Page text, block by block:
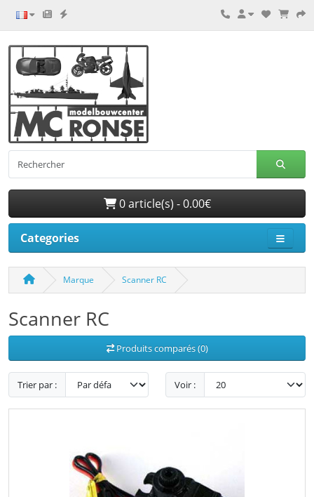
0 article(s) - 0.00€
Categories
Marque Scanner RC
Scanner RC
Produits comparés (0)
Trier par : Voir :